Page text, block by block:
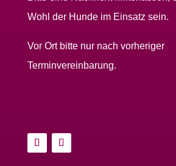
Wohl der Hunde im Einsatz sein.
Vor Ort bitte nur nach vorheriger
Terminvereinbarung.